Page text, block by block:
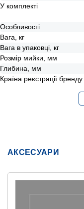
У комплекті
Особливості
Вага, кг
Вага в упаковці, кг
Розмір мийки, мм
Глибина, мм
Країна реєстрації бренду
АКСЕСУАРИ